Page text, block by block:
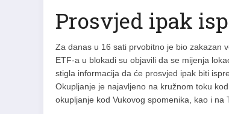
Prosvjed ipak
Za danas u 16 sati prvobitno je bio zakazan
ETF-a u blokadi su objavili da se mijenja
stigla informacija da će prosvjed ipak biti
Okupljanje je najavljeno na kružnom toku
okupljanje kod Vukovog spomenika, kao i na